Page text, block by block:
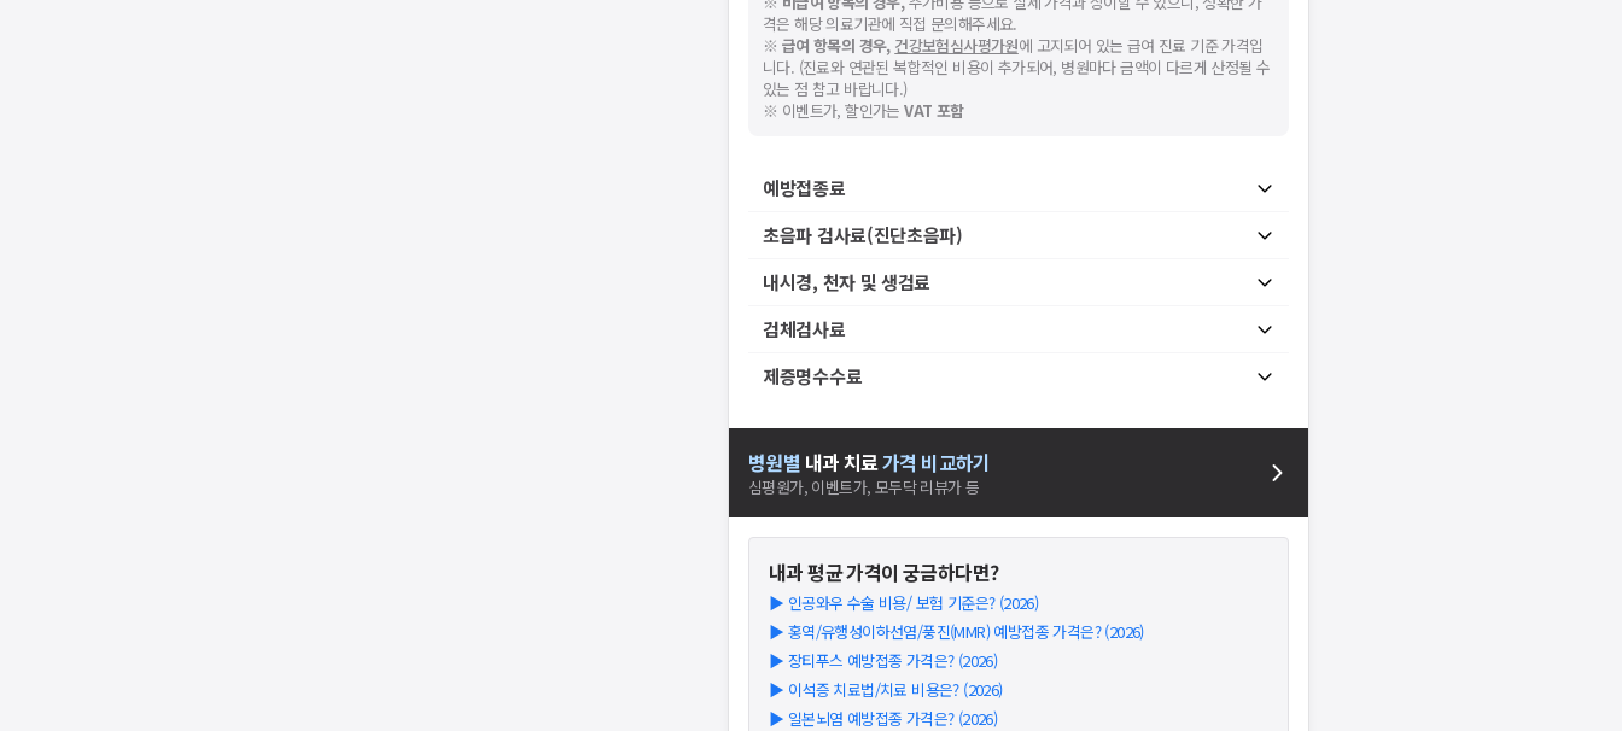
격은 해당 의료기관에 직접 문의해주세요.
※ 급여 항목의 경우, 건강보험심사평가원에 고지되어 있는 급여 진료 기준 가격입
니다. (진료와 연관된 복합적인 비용이 추가되어, 병원마다 금액이 다르게 산정될 수
있는 점 참고 바랍니다.)
※ 이벤트가, 할인가는VAT 포함
예방접종료
초음파 검사료(진단초음파)
내시경, 천자 및 생검료
검체검사료
제증명수수료
병원별 내과치료가격 비교하기
심평원가, 이벤트가, 모두닥 리뷰가 등
내과평균 가격이 궁금하다면?
▶ 인공와우 수술 비용/ 보험 기준은? (2026)
▶ 홍역/유행성이하선염/풍진(MMR) 예방접종 가격은? (2026)
▶ 장티푸스 예방접종 가격은? (2026)
▶ 이석증 치료법/치료 비용은? (2026)
▶ 일본뇌염 예방접종 가격은? (2026)